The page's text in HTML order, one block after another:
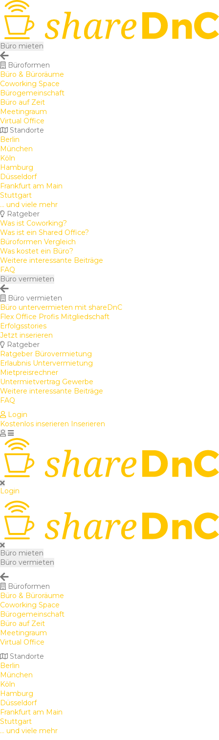
Büro mieten
Büroformen
Büro & Büroräume
Coworking Space
Bürogemeinschaft
Büro auf Zeit
Meetingraum
Virtual Office
Standorte
Berlin
München
Köln
Hamburg
Düsseldorf
Frankfurt am Main
Stuttgart
... und viele mehr
Ratgeber
Was ist Coworking?
Was ist ein Shared Office?
Büroformen Vergleich
Was kostet ein Büro?
Weitere interessante Beiträge
FAQ
Büro vermieten
Büro vermieten
Büro untervermieten mit shareDnC
Flex Office Profis Mitgliedschaft
Erfolgsstories
Jetzt inserieren
Ratgeber
Ratgeber Bürovermietung
Erlaubnis Untervermietung
Mietpreisrechner
Untermietvertrag Gewerbe
Weitere interessante Beiträge
FAQ
Login
Kostenlos inserieren Inserieren
Login
Büro mieten
Büro vermieten
Büroformen
Büro & Büroräume
Coworking Space
Bürogemeinschaft
Büro auf Zeit
Meetingraum
Virtual Office
Standorte
Berlin
München
Köln
Hamburg
Düsseldorf
Frankfurt am Main
Stuttgart
... und viele mehr